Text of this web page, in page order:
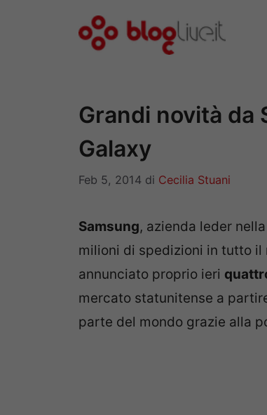
Grandi novità da
Galaxy
Feb 5, 2014 di Cecilia Stuani
Samsung, azienda leder
milioni di spedizioni in tutto il
annunciato proprio ieri
mercato statunitense a
parte del mondo grazie alla